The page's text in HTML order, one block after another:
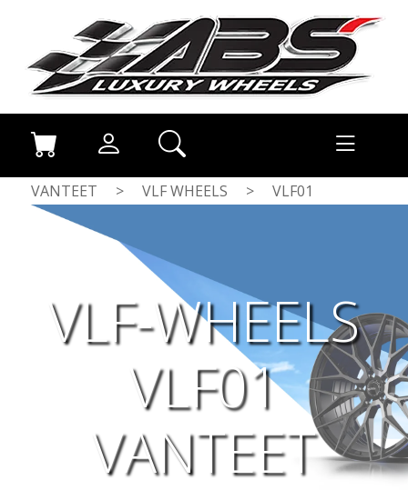
VANTEET > VLF WHEELS > VLF01
VLF-WHEELS
VLF01
VANTEET